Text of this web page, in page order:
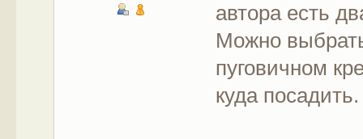
автора есть
Можно
пуговичном
куда посадить.